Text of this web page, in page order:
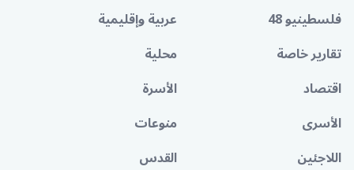
فلسطينيو 48
عربية وإقليمية
تقارير خاصة
محلية
اقتصاد
الأسرة
الأسرى
منوعات
اللاجئين
القدس